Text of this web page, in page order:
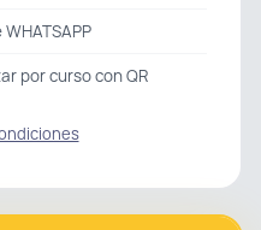
por curso con QR